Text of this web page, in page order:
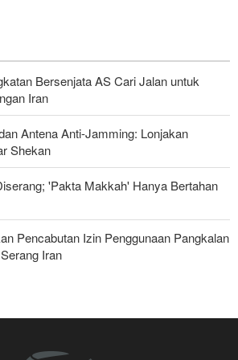
Bersenjata AS Cari Jalan untuk
Iran
Antena Anti-Jamming: Lonjakan
Shekan
'Pakta Makkah' Hanya Bertahan
Pencabutan Izin Penggunaan Pangkalan
Iran